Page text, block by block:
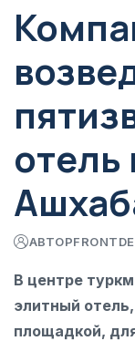
отель
АВТОР
В центре
элитный
площадкой,